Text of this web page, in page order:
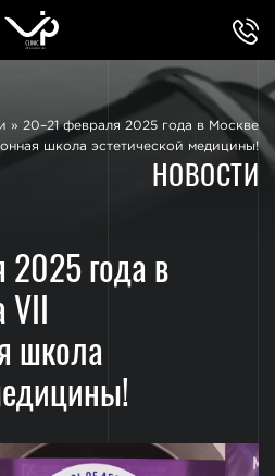
» 20–21 февраля 2025 года в Москве
школа эстетической медицины!
НОВОСТИ
года в
VII
школа